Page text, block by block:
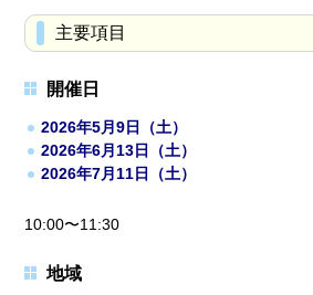
主要項目
開催日
2026年5月9日（土）
2026年6月13日（土）
2026年7月11日（土）
10:00〜11:30
地域